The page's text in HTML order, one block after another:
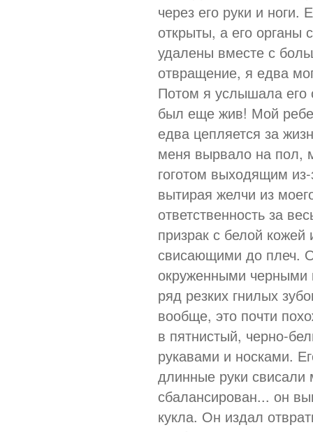
через его руки и ноги.
открыты, а его органы
удалены вместе с
отвращение, я едва
Потом я услышала его
был еще жив! Мой
едва цепляется за
меня вырвало на пол,
гоготом выходящим
вытирая желчи из
ответственность за
призрак с белой
свисающими до плеч.
окруженными черными
ряд резких гнилых
вообще, это почти
в пятнистый, черно-
рукавами и носками.
длинные руки свисали
сбалансирован... он
кукла. Он издал